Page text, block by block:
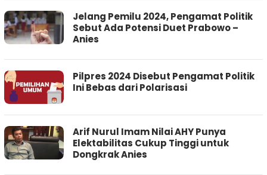
Jelang Pemilu 2024, Pengamat Politik
Sebut Ada Potensi Duet Prabowo –
Anies
Pilpres 2024 Disebut Pengamat Politik
Ini Bebas dari Polarisasi
Arif Nurul Imam Nilai AHY Punya
Elektabilitas Cukup Tinggi untuk
Dongkrak Anies